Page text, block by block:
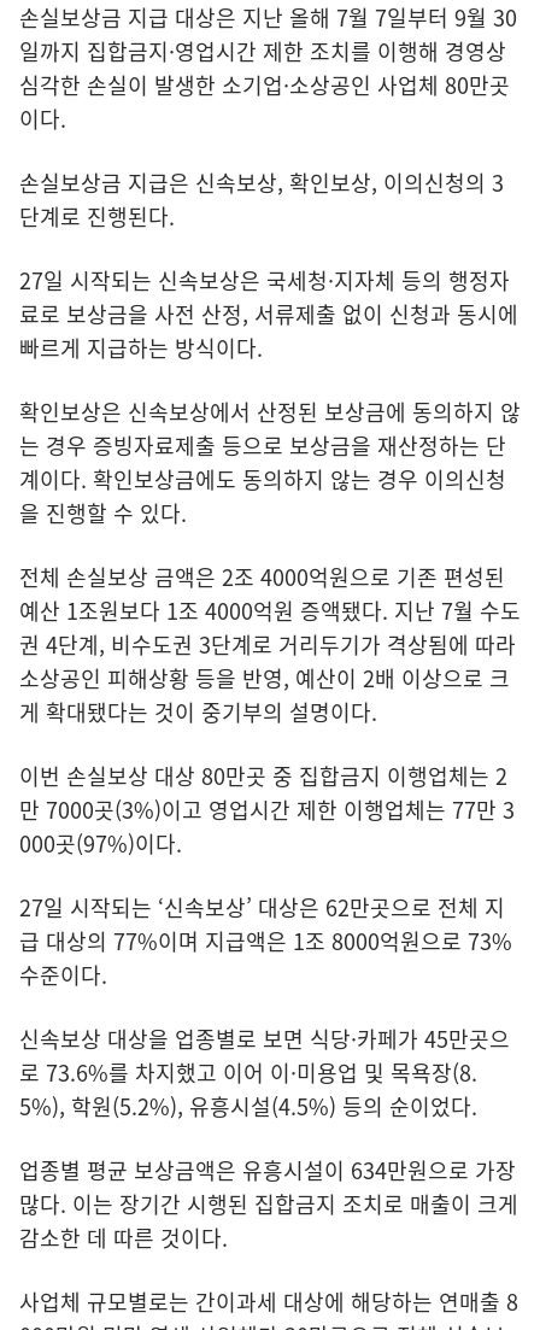
손실보상금 지급 대상은 지난 올해 7월 7일부터 9월 30
일까지 집합금지·영업시간 제한 조치를 이행해 경영상
심각한 손실이 발생한 소기업·소상공인 사업체 80만곳
이다.
손실보상금 지급은 신속보상, 확인보상, 이의신청의 3
단계로 진행된다.
27일 시작되는 신속보상은 국세청·지자체 등의 행정자
료로 보상금을 사전 산정, 서류제출 없이 신청과 동시에
빠르게 지급하는 방식이다.
확인보상은 신속보상에서 산정된 보상금에 동의하지 않
는 경우 증빙자료제출 등으로 보상금을 재산정하는 단
계이다. 확인보상금에도 동의하지 않는 경우 이의신청
을 진행할 수 있다.
전체 손실보상 금액은 2조 4000억원으로 기존 편성된
예산 1조원보다 1조 4000억원 증액됐다. 지난 7월 수도
권 4단계, 비수도권 3단계로 거리두기가 격상됨에 따라
소상공인 피해상황 등을 반영, 예산이 2배 이상으로 크
게 확대됐다는 것이 중기부의 설명이다.
이번 손실보상 대상 80만곳 중 집합금지 이행업체는 2
만 7000곳(3%)이고 영업시간 제한 이행업체는 77만 3
000곳(97%)이다.
27일 시작되는 ‘신속보상’ 대상은 62만곳으로 전체 지
급 대상의 77%이며 지급액은 1조 8000억원으로 73%
수준이다.
신속보상 대상을 업종별로 보면 식당·카페가 45만곳으
로 73.6%를 차지했고 이어 이·미용업 및 목욕장(8.
5%), 학원(5.2%), 유흥시설(4.5%) 등의 순이었다.
업종별 평균 보상금액은 유흥시설이 634만원으로 가장
많다. 이는 장기간 시행된 집합금지 조치로 매출이 크게
감소한 데 따른 것이다.
사업체 규모별로는 간이과세 대상에 해당하는 연매출 8